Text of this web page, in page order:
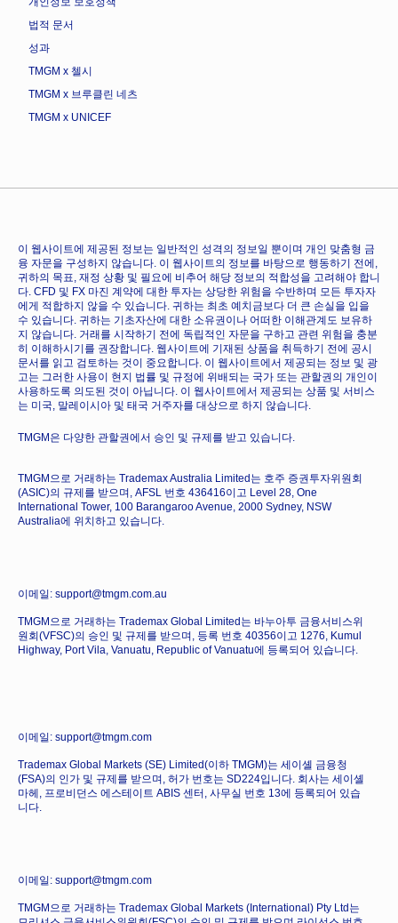
법적 문서
성과
TMGM x 첼시
TMGM x 브루클린 네츠
TMGM x UNICEF
이 웹사이트에 제공된 정보는 일반적인 성격의 정보일 뿐이며 개인 맞춤형 금
융 자문을 구성하지 않습니다. 이 웹사이트의 정보를 바탕으로 행동하기 전에,
귀하의 목표, 재정 상황 및 필요에 비추어 해당 정보의 적합성을 고려해야 합니
다. CFD 및 FX 마진 계약에 대한 투자는 상당한 위험을 수반하며 모든 투자자
에게 적합하지 않을 수 있습니다. 귀하는 최초 예치금보다 더 큰 손실을 입을
수 있습니다. 귀하는 기초자산에 대한 소유권이나 어떠한 이해관계도 보유하
지 않습니다. 거래를 시작하기 전에 독립적인 자문을 구하고 관련 위험을 충분
히 이해하시기를 권장합니다. 웹사이트에 기재된 상품을 취득하기 전에 공시
문서를 읽고 검토하는 것이 중요합니다. 이 웹사이트에서 제공되는 정보 및 광
고는 그러한 사용이 현지 법률 및 규정에 위배되는 국가 또는 관할권의 개인이
사용하도록 의도된 것이 아닙니다. 이 웹사이트에서 제공되는 상품 및 서비스
는 미국, 말레이시아 및 태국 거주자를 대상으로 하지 않습니다.
TMGM은 다양한 관할권에서 승인 및 규제를 받고 있습니다.
TMGM으로 거래하는 Trademax Australia Limited는 호주 증권투자위원회
(ASIC)의 규제를 받으며, AFSL 번호 436416이고 Level 28, One
International Tower, 100 Barangaroo Avenue, 2000 Sydney, NSW
Australia에 위치하고 있습니다.
이메일: support@tmgm.com.au
TMGM으로 거래하는 Trademax Global Limited는 바누아투 금융서비스위
원회(VFSC)의 승인 및 규제를 받으며, 등록 번호 40356이고 1276, Kumul
Highway, Port Vila, Vanuatu, Republic of Vanuatu에 등록되어 있습니다.
이메일: support@tmgm.com
Trademax Global Markets (SE) Limited(이하 TMGM)는 세이셸 금융청
(FSA)의 인가 및 규제를 받으며, 허가 번호는 SD224입니다. 회사는 세이셸
마헤, 프로비던스 에스테이트 ABIS 센터, 사무실 번호 13에 등록되어 있습
니다.
이메일: support@tmgm.com
TMGM으로 거래하는 Trademax Global Markets (International) Pty Ltd는